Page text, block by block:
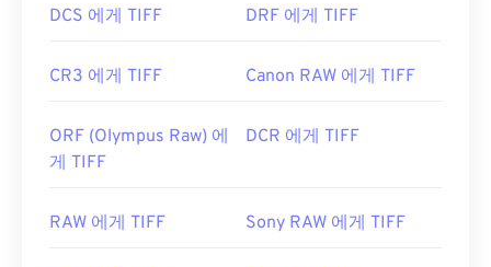
DCS 에게 TIFF DRF 에게 TIFF
CR3 에게 TIFF Canon RAW 에게 TIFF
ORF (Olympus Raw) 에
게 TIFF
DCR 에게 TIFF
RAW 에게 TIFF Sony RAW 에게 TIFF